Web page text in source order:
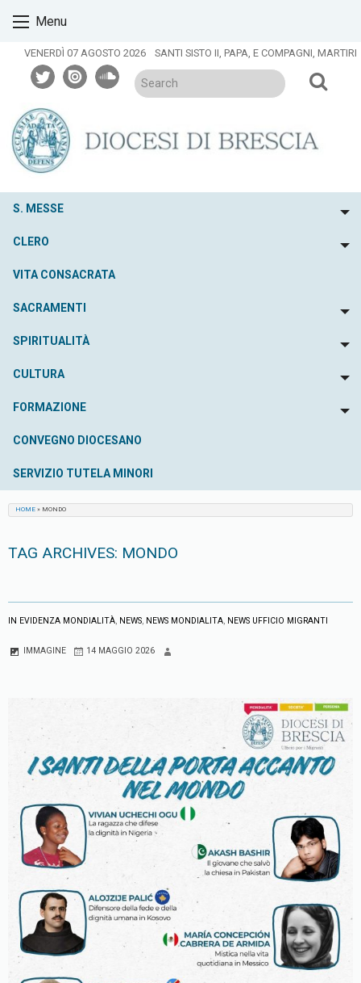
content
Menu
VENERDÌ 07 AGOSTO 2026 SANTI SISTO II, PAPA, E COMPAGNI, MARTIRI
twitterissuusoundcloud
S. MESSE
CLERO
VITA CONSACRATA
SACRAMENTI
SPIRITUALITÀ
CULTURA
FORMAZIONE
CONVEGNO DIOCESANO
SERVIZIO TUTELA MINORI
HOME » MONDO
TAG ARCHIVES: MONDO
IN EVIDENZA MONDIALITÀ, NEWS, NEWS MONDIALITA, NEWS UFFICIO MIGRANTI
IMMAGINE 14 MAGGIO 2026